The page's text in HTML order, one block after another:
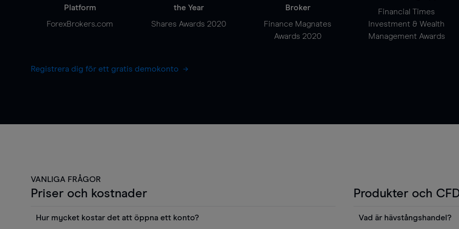
Platform
ForexBrokers.com
the Year
Shares Awards 2020
Broker
Finance Magnates
Awards 2020
Financial Times
Investment & Wealth
Management Awards
Registrera dig för ett gratis demokonto
VANLIGA FRÅGOR
Priser och kostnader
Hur mycket kostar det att öppna ett konto?
Produkter och
Vad är hävstångshandel?